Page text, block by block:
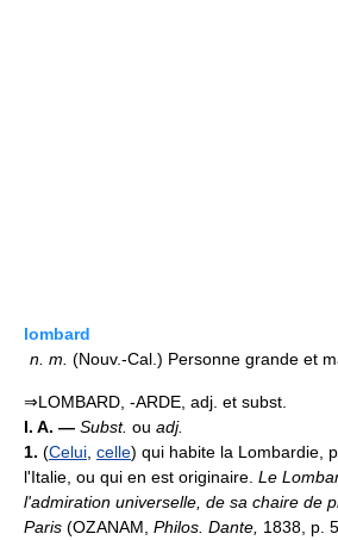
lombard
n. m. (Nouv.-Cal.) Personne grande et
⇒LOMBARD, -ARDE, adj. et subst.
I. A. — Subst. ou adj.
1. (Celui celle) qui habite la Lombardie,
l'Italie, ou qui en est originaire. Le
l'admiration universelle, de sa chaire de
Paris (OZANAM, Philos. Dante, 1838, p.